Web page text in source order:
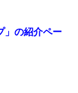
」の紹介ペー